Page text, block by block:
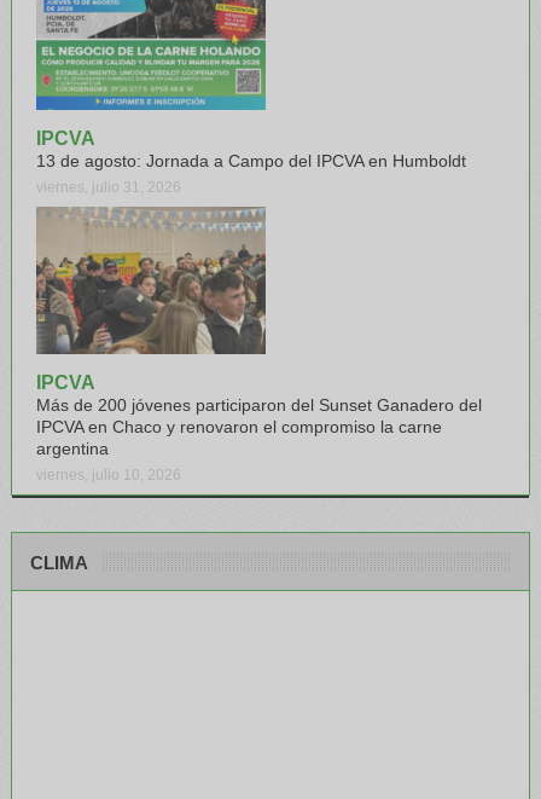
IPCVA
13 de agosto: Jornada a Campo del IPCVA en Humboldt
viernes, julio 31, 2026
IPCVA
Más de 200 jóvenes participaron del Sunset Ganadero del
IPCVA en Chaco y renovaron el compromiso la carne
argentina
viernes, julio 10, 2026
CLIMA